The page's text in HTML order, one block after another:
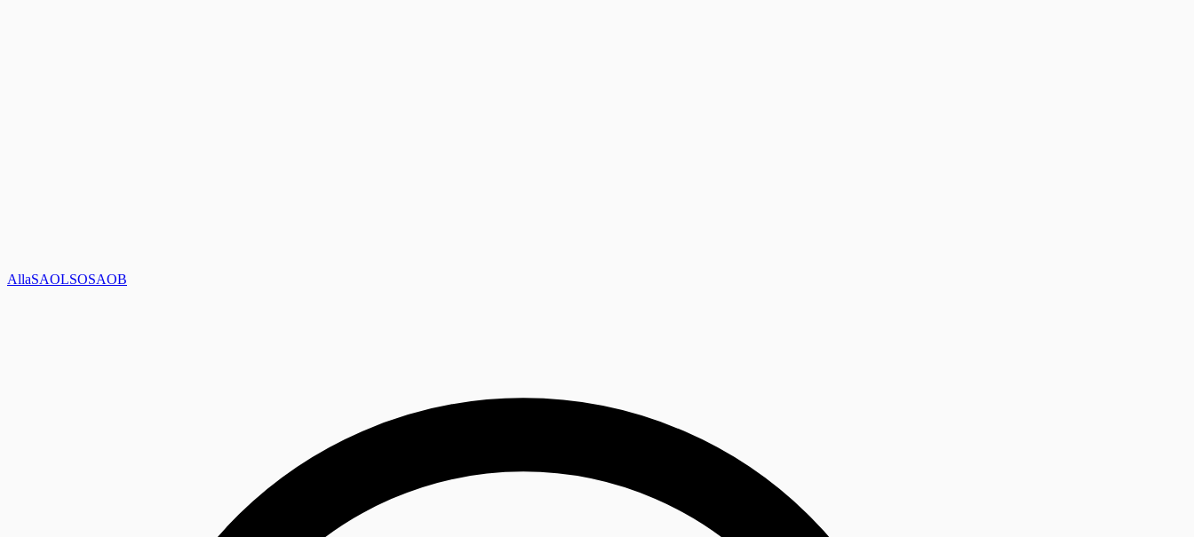
AllaSAOLSOSAOB